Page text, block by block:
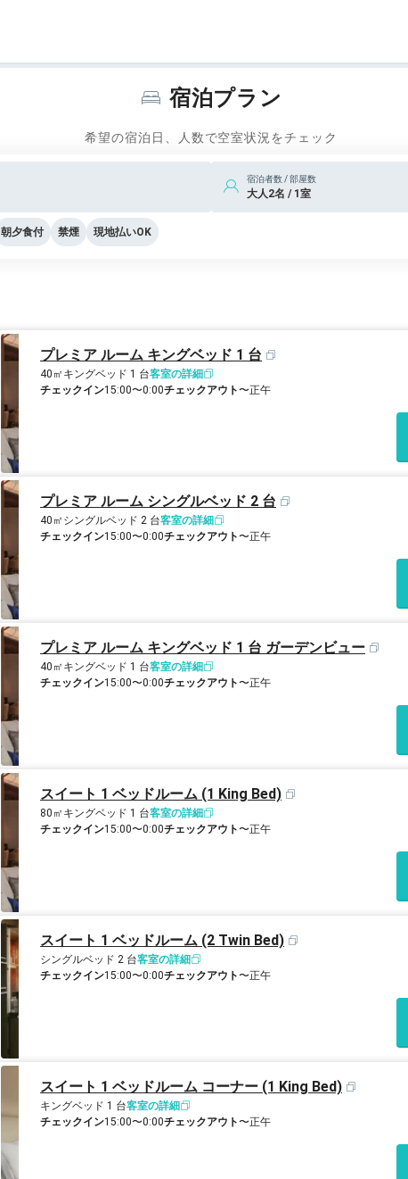
宿泊プラン
希望の宿泊日、人数で空室状況をチェック
宿泊者数 / 部屋数
大人2名 / 1室
朝夕食付 禁煙 現地払いOK
プレミア ルーム キングベッド 1 台
40㎡ キングベッド 1 台客室の詳細
チェックイン15:00〜0:00チェックアウト〜正午
プレミア ルーム シングルベッド 2 台
40㎡ シングルベッド 2 台客室の詳細
チェックイン15:00〜0:00チェックアウト〜正午
プレミア ルーム キングベッド 1 台 ガーデンビュー
40㎡ キングベッド 1 台客室の詳細
チェックイン15:00〜0:00チェックアウト〜正午
スイート 1 ベッドルーム (1 King Bed)
80㎡ キングベッド 1 台客室の詳細
チェックイン15:00〜0:00チェックアウト〜正午
スイート 1 ベッドルーム (2 Twin Bed)
シングルベッド 2 台客室の詳細
チェックイン15:00〜0:00チェックアウト〜正午
スイート 1 ベッドルーム コーナー (1 King Bed)
キングベッド 1 台客室の詳細
チェックイン15:00〜0:00チェックアウト〜正午